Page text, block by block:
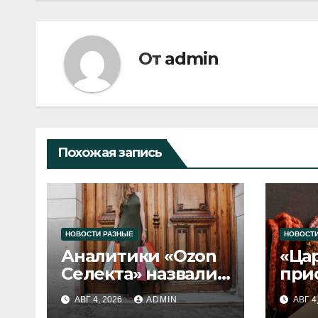
От admin
Похожая запись
НОВОСТИ РАЗНЫЕ
Аналитики «Ozon
Селекта» назвали
fashion-тренды
2026 года
АВГ 4, 2026 ADMIN АВГ